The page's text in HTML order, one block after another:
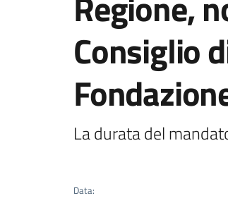
Consiglio
La durata del
Data: